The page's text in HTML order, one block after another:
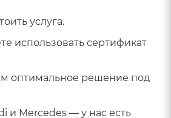
услуга.
использовать сертификат
оптимальное решение под
и Mercedes — у нас есть